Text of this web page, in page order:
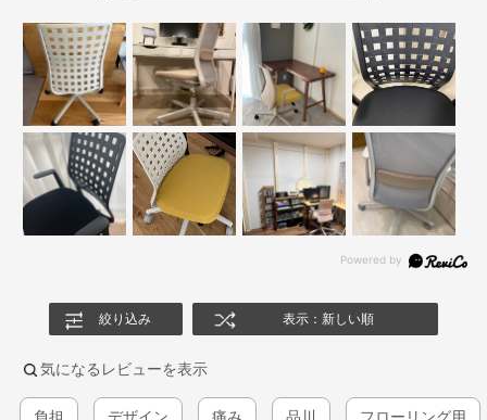
絞り込み 表示：新しい順
気になるレビューを表示